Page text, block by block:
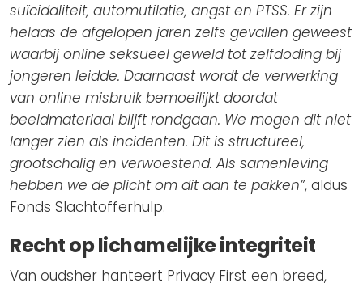
suïcidaliteit, automutilatie, angst en PTSS. Er zijn
helaas de afgelopen jaren zelfs gevallen geweest
waarbij online seksueel geweld tot zelfdoding bij
jongeren leidde. Daarnaast wordt de verwerking
van online misbruik bemoeilijkt doordat
beeldmateriaal blijft rondgaan. We mogen dit niet
langer zien als incidenten. Dit is structureel,
grootschalig en verwoestend. Als samenleving
hebben we de plicht om dit aan te pakken”, aldus
Fonds Slachtofferhulp.
Recht op lichamelijke integriteit
Van oudsher hanteert Privacy First een breed,